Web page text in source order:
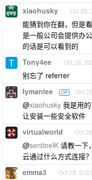
xiaohusky Oct 28,
能猜到你在翻，但是
是一般公司会提供办
的话是可以看到的
Tony4ee Oct 28,
别忘了 referrer
lymanlee OP Oct
@xiaohusky 我是用
让安装一些安全软件
virtualworld Oct
@sentinelK 请教一下
云通过什么方式连接？
emma3 Oct 28, 2023